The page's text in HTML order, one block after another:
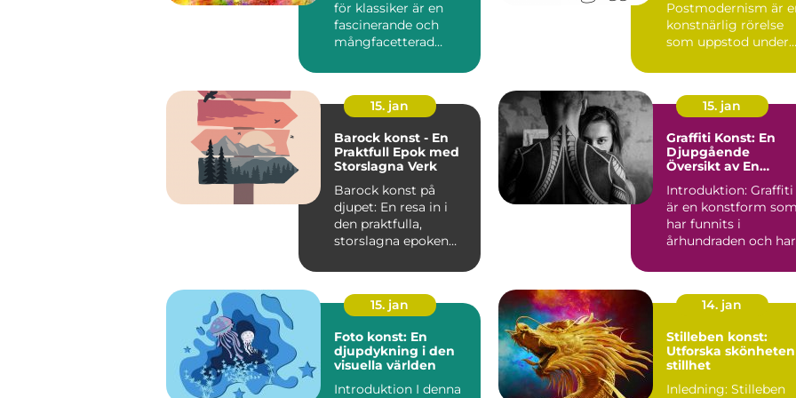
för klassiker är en
fascinerande och
mångfacetterad
väcker intress...
Postmodernism är
konstnärlig rörelse
som uppstod under
20:e århu...
15. jan
Barock konst - En
Praktfull Epok med
Storslagna Verk
Barock konst på
djupet: En resa in i
den praktfulla,
storslagna epoken
konstnärl...
15. jan
Graffiti Konst: En
Djupgående
Översikt av En
Introduktion: Graffiti
är en konstform som
har funnits i
århundraden och har
histori...
15. jan
Foto konst: En
djupdykning i den
visuella världen
Introduktion I denna
14. jan
Stilleben konst:
Utforska
stillhet
Inledning: Stilleben